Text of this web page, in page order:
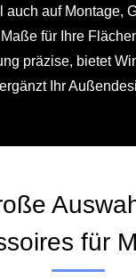
auch auf Montage,
für Ihre
präzise, bietet
ergänzt Ihr
für